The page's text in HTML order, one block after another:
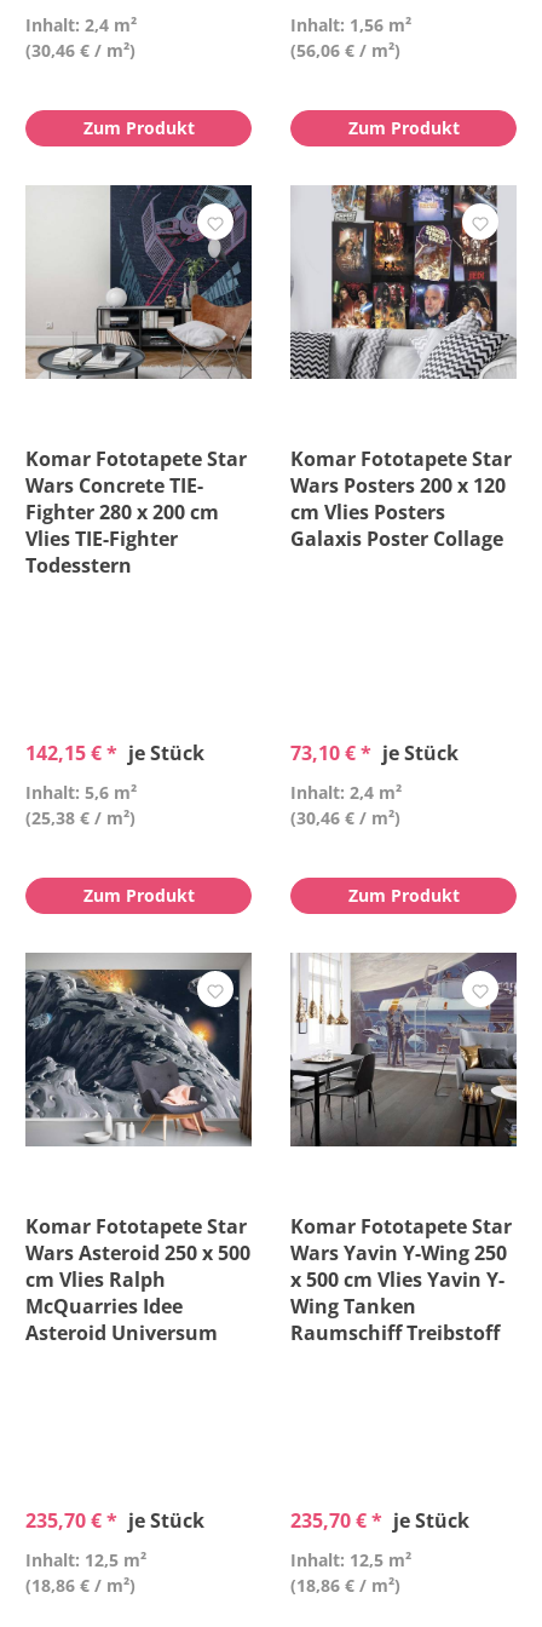
Inhalt: 2,4 m²
(30,46 € / m²)
Zum Produkt
Inhalt: 1,56 m²
(56,06 € / m²)
Zum Produkt
Komar Fototapete Star
Wars Concrete TIE-
Fighter 280 x 200 cm
Vlies TIE-Fighter
Todesstern
142,15 € * je Stück
Inhalt: 5,6 m²
(25,38 € / m²)
Zum Produkt
Komar Fototapete Star
Wars Posters 200 x 120
cm Vlies Posters
Galaxis Poster Collage
73,10 € * je Stück
Inhalt: 2,4 m²
(30,46 € / m²)
Zum Produkt
Komar Fototapete Star
Wars Asteroid 250 x 500
cm Vlies Ralph
McQuarries Idee
Asteroid Universum
235,70 € * je Stück
Inhalt: 12,5 m²
(18,86 € / m²)
Komar Fototapete Star
Wars Yavin Y-Wing 250
x 500 cm Vlies Yavin Y-
Wing Tanken
Raumschiff Treibstoff
235,70 € * je Stück
Inhalt: 12,5 m²
(18,86 € / m²)